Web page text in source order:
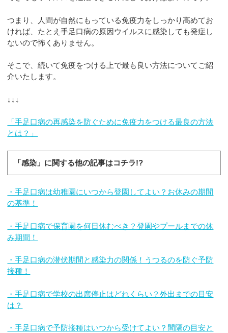
つまり、人間が自然にもっている免疫力をしっかり高めてお
ければ、たとえ手足口病の原因ウイルスに感染しても発症し
ないので怖くありません。
そこで、続いて免疫をつける上で最も良い方法についてご紹
介いたします。
↓↓↓
「手足口病の再感染を防ぐために免疫力をつける最良の方法
とは？」
「感染」に関する他の記事はコチラ!?
・手足口病は幼稚園にいつから登園してよい？お休みの期間
の基準！
・手足口病で保育園を何日休むべき？登園やプールまでの休
み期間！
・手足口病の潜伏期間と感染力の関係！うつるのを防ぐ予防
接種！
・手足口病で学校の出席停止はどれくらい？外出までの目安
は？
・手足口病で予防接種はいつから受けてよい？間隔の目安と